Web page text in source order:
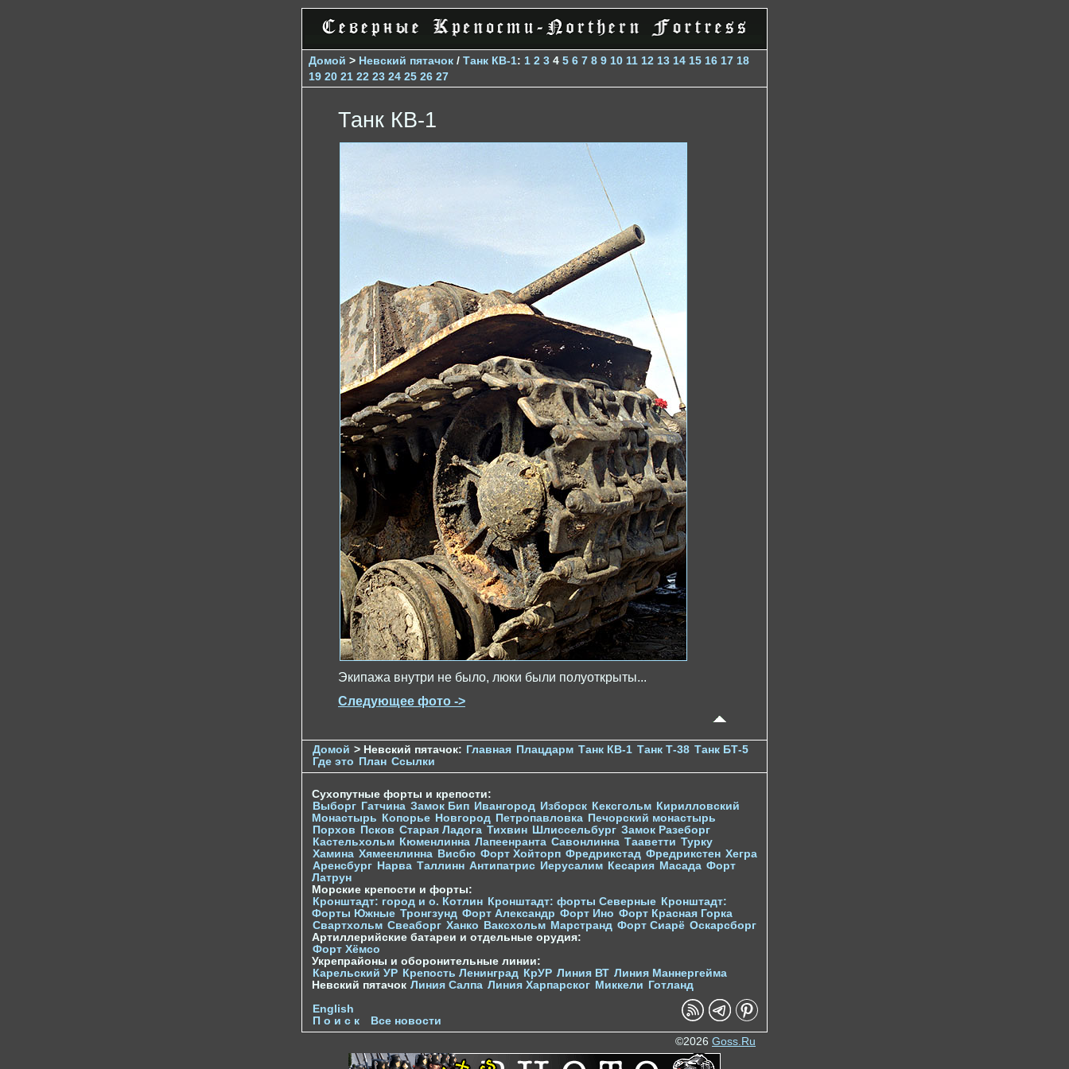
Домой > Невский пятачок / Танк КВ-1: 1 2 3 4 5 6 7 8 9 10 11 12 13 14 15 16 17 18
19 20 21 22 23 24 25 26 27
Танк КВ-1
Экипажа внутри не было, люки были полуоткрыты...
Следующее фото ->
Домой > Невский пятачок: Главная Плацдарм Танк КВ-1 Танк Т-38 Танк БТ-5
Где это
План Ссылки
Сухопутные форты и крепости:
Выборг Гатчина Замок Бип Ивангород Изборск Кексгольм Кирилловский
Монастырь
Копорье Новгород Петропавловка Печорcкий монастырь
Порхов
Псков Старая Ладога Тихвин Шлиссельбург Замок Разеборг
Кастельхольм Кюменлинна Лапеенранта Савонлинна Тааветти Турку
Хамина Хямеенлинна Висбю Форт Хойторп Фредрикстад Фредрикстен Хегра
Аренсбург Нарва Таллинн Антипатрис Иерусалим Кесария Масада Форт
Латрун
Морские крепости и форты:
Кронштадт: город и о. Котлин Кронштадт: форты Северные Кронштадт:
Форты Южные Тронгзунд Форт Александр Форт Ино Форт Красная Горка
Свартхольм Свеаборг Ханко Ваксхольм Марстранд Форт Сиарё Оскарсборг
Артиллерийские батареи и отдельные орудия:
Форт Хёмсо
Укрепрайоны и оборонительные линии:
Карельский УР Крепость Ленинград КрУР Линия ВТ Линия Маннергейма
Невский пятачок Линия Салпа Линия Харпарског Миккели
Готланд
English
П о и с к
Все новости
©2026 Goss.Ru